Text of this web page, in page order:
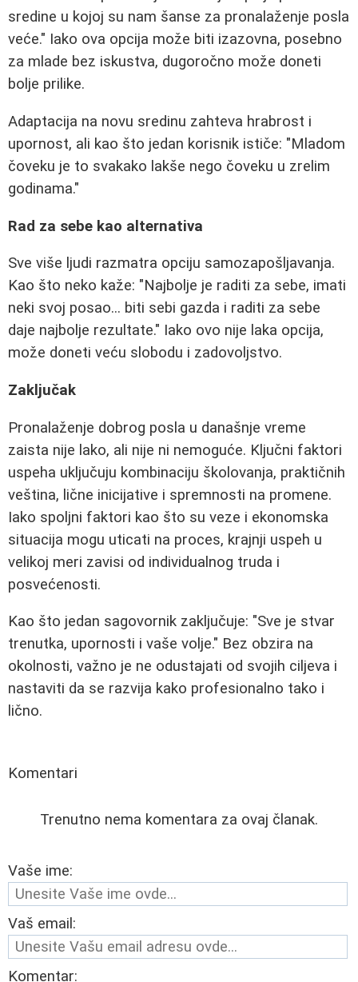
sredine u kojoj su nam šanse za pronalaženje posla
veće." Iako ova opcija može biti izazovna, posebno
za mlade bez iskustva, dugoročno može doneti
bolje prilike.
Adaptacija na novu sredinu zahteva hrabrost i
upornost, ali kao što jedan korisnik ističe: "Mladom
čoveku je to svakako lakše nego čoveku u zrelim
godinama."
Rad za sebe kao alternativa
Sve više ljudi razmatra opciju samozapošljavanja.
Kao što neko kaže: "Najbolje je raditi za sebe, imati
neki svoj posao... biti sebi gazda i raditi za sebe
daje najbolje rezultate." Iako ovo nije laka opcija,
može doneti veću slobodu i zadovoljstvo.
Zaključak
Pronalaženje dobrog posla u današnje vreme
zaista nije lako, ali nije ni nemoguće. Ključni faktori
uspeha uključuju kombinaciju školovanja, praktičnih
veština, lične inicijative i spremnosti na promene.
Iako spoljni faktori kao što su veze i ekonomska
situacija mogu uticati na proces, krajnji uspeh u
velikoj meri zavisi od individualnog truda i
posvećenosti.
Kao što jedan sagovornik zaključuje: "Sve je stvar
trenutka, upornosti i vaše volje." Bez obzira na
okolnosti, važno je ne odustajati od svojih ciljeva i
nastaviti da se razvija kako profesionalno tako i
lično.
Komentari
Trenutno nema komentara za ovaj članak.
Vaše ime:
Vaš email:
Komentar: